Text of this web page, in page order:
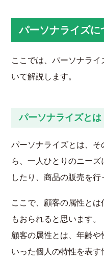
パーソナライズに
ここでは、パーソナラ
いて解説します。
パーソナライズとは
パーソナライズとは、
ら、一人ひとりのニー
したり、商品の販売を行
ここで、顧客の属性と
もおられると思います。
顧客の属性とは、年齢や
いった個人の特性を表す